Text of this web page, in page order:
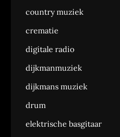
country muziek
crematie
digitale radio
dijkmanmuziek
dijkmans muziek
drum
elektrische basgitaar